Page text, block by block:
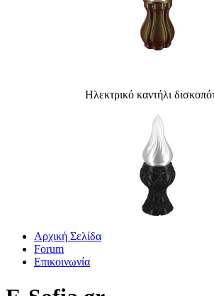
Ηλεκτρικό καντήλι
Αρχική Σελίδα
Forum
Επικοινωνία